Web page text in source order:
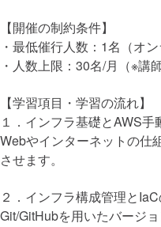
【開催の制約条件】
・最低催行人数：1名（オ
・人数上限：30名/月（※講
【学習項目・学習の流れ】
１．インフラ基礎とAWS手
Webやインターネットの仕
させます。
２．インフラ構成管理と
Git/GitHubを用いたバージ